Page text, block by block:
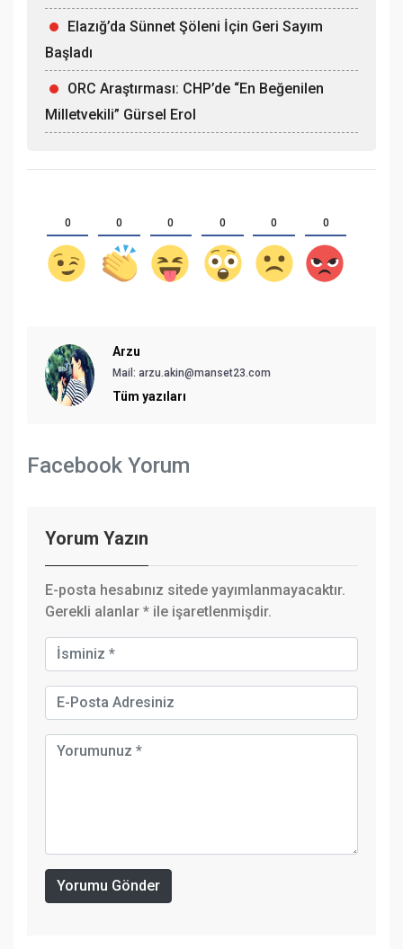
Elazığ’da Sünnet Şöleni İçin Geri Sayım
Başladı
ORC Araştırması: CHP’de “En Beğenilen
Milletvekili” Gürsel Erol
0 0 0 0 0 0
Arzu
Mail: arzu.akin@manset23.com
Tüm yazıları
Facebook Yorum
Yorum Yazın
E-posta hesabınız sitede yayımlanmayacaktır.
Gerekli alanlar * ile işaretlenmişdir.
Yorumu Gönder